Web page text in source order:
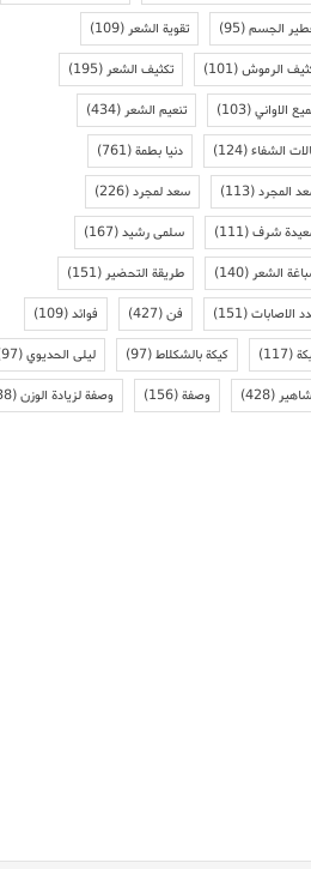
الجسم(95) تقوية الشعر(109)
الرموش(101) تكثيف الشعر(195)
الاواني(103) تنعيم الشعر(434)
الشفاء(124) دنيا بطمة(761)
المجرد(113) سعد لمجرد(226)
شرف(111) سلمى رشيد(167)
الشعر(140) طريقة التحضير(151)
الاصابات(151) فن(427) فوائد(109)
(117) كيكة بالشكلاط(97) ليلى الحديوي(97)
(428) وصفة(156) وصفة لزيادة الوزن(138)